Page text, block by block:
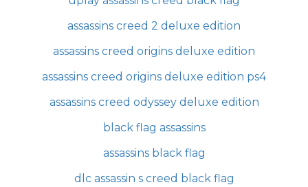
assassins creed 2 deluxe edition
assassins creed origins deluxe edition
assassins creed origins deluxe edition ps4
assassins creed odyssey deluxe edition
black flag assassins
assassins black flag
dlc assassin s creed black flag